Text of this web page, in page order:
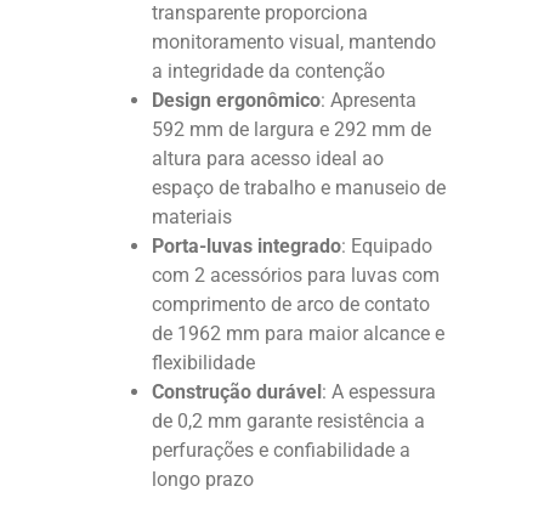
transparente proporciona
monitoramento visual, mantendo
a integridade da contenção
Design ergonômico: Apresenta
592 mm de largura e 292 mm de
altura para acesso ideal ao
espaço de trabalho e manuseio de
materiais
Porta-luvas integrado: Equipado
com 2 acessórios para luvas com
comprimento de arco de contato
de 1962 mm para maior alcance e
flexibilidade
Construção durável : A espessura
de 0,2 mm garante resistência a
perfurações e confiabilidade a
longo prazo